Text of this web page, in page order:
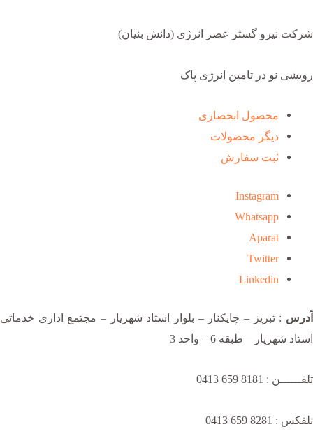
شرکت نیرو گستر عصر انرژی (دانش بنیان)
رویشی نو در تامین انرژی پاک
محصول انحصاری
دیگر محصولات
ثبت سفارش
Instagram
Whatsapp
Aparat
Twitter
Linkedin
آدرس : تبریز – چایکنار – بلوار استاد شهریار – مجتمع اداری خدماتی
استاد شهریار – طبقه 6 – واحد 3
تلفــــــن : 8181 659 0413
تلفکس : 8281 659 0413